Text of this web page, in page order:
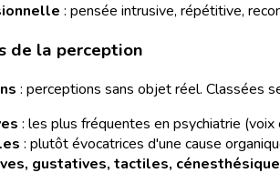
: pensée intrusive, répétitive,
de la perception
: perceptions sans objet réel. Classées
: les plus fréquentes en psychiatrie
: plutôt évocatrices d'une cause
gustatives, tactiles,